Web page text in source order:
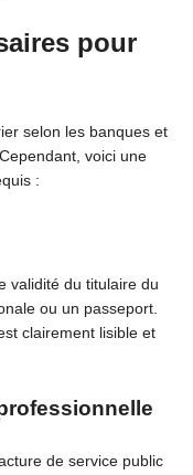
pour
selon les banques et
voici une
:
validité du titulaire du
ou un passeport.
clairement lisible et
de service public